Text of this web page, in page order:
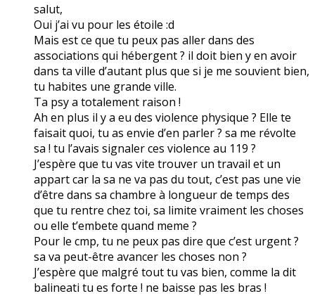
salut,
Oui j’ai vu pour les étoile :d
Mais est ce que tu peux pas aller dans des
associations qui hébergent ? il doit bien y en avoir
dans ta ville d’autant plus que si je me souvient bien,
tu habites une grande ville.
Ta psy a totalement raison !
Ah en plus il y a eu des violence physique ? Elle te
faisait quoi, tu as envie d’en parler ? sa me révolte
sa ! tu l’avais signaler ces violence au 119 ?
J’espère que tu vas vite trouver un travail et un
appart car la sa ne va pas du tout, c’est pas une vie
d’être dans sa chambre à longueur de temps des
que tu rentre chez toi, sa limite vraiment les choses
ou elle t’embete quand meme ?
Pour le cmp, tu ne peux pas dire que c’est urgent ?
sa va peut-être avancer les choses non ?
J’espère que malgré tout tu vas bien, comme la dit
balineati tu es forte ! ne baisse pas les bras !